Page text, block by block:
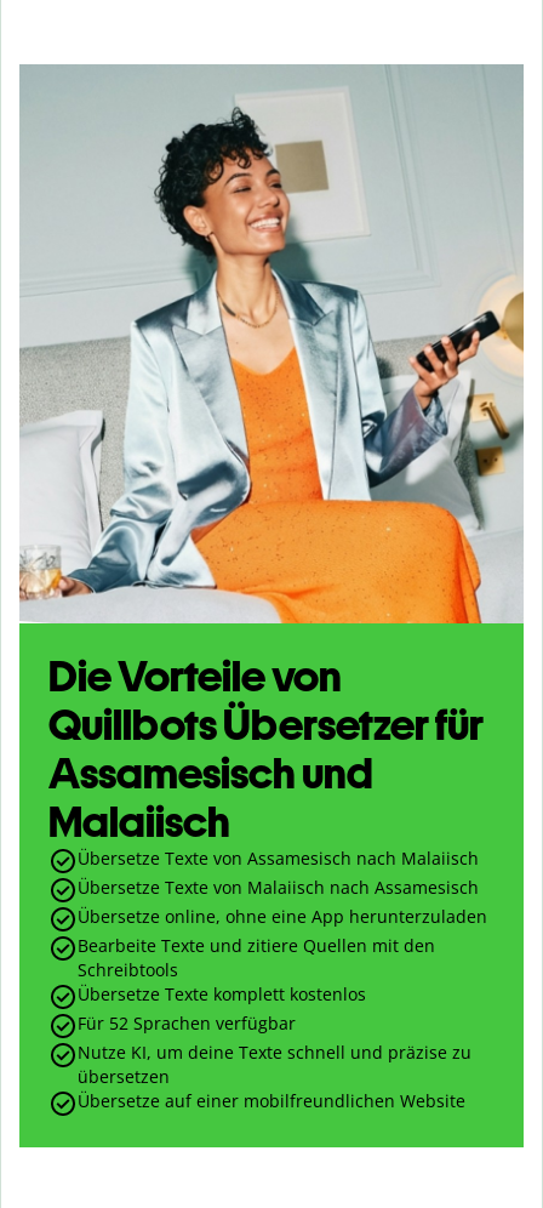
Die Vorteile von
Quillbots Übersetzer für
Assamesisch und
Malaiisch
Übersetze Texte von Assamesisch nach Malaiisch
Übersetze Texte von Malaiisch nach Assamesisch
Übersetze online, ohne eine App herunterzuladen
Bearbeite Texte und zitiere Quellen mit den
Schreibtools
Übersetze Texte komplett kostenlos
Für 52 Sprachen verfügbar
Nutze KI, um deine Texte schnell und präzise zu
übersetzen
Übersetze auf einer mobilfreundlichen Website